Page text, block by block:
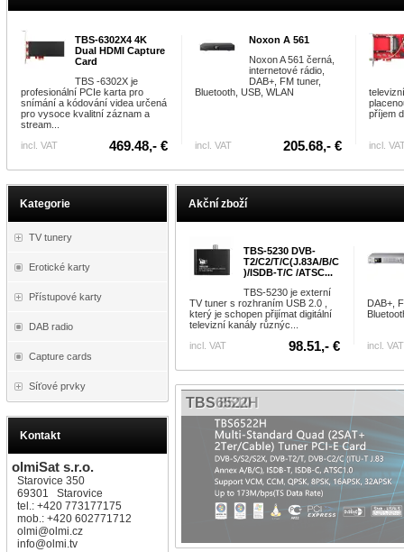
TBS-6302X4 4K
Dual HDMI Capture
Card
TBS -6302X je
profesionální PCIe karta pro
snímání a kódování videa určená
pro vysoce kvalitní záznam a
stream...
incl. VAT
469.48,- €
Noxon A 561
Noxon A 561 černá,
internetové rádio,
DAB+, FM tuner,
Bluetooth, USB, WLAN
incl. VAT 205.68,- €
příjem
incl.
Kategorie
TV tunery
Erotické karty
Přístupové karty
DAB radio
Capture cards
Síťové prvky
Kontakt
olmiSat s.r.o.
Starovice 350
69301 Starovice
tel.: +420 773177175
mob.: +420 602771712
olmi@olmi.cz
info@olmi.tv
Akční zboží
TBS-5230 DVB-
T2/C2/T/C(J.83A/B/C
)/ISDB-T/C /ATSC...
TBS-5230 je externí
TV tuner s rozhraním USB 2.0 ,
který je schopen přijímat digitální
televizní kanály různýc...
incl. VAT
98.51,- €
DAB+,
incl. VAT
TBS 8510
TBS6522H